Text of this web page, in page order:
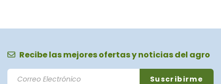
Recibe las mejores ofertas y noticias del agro